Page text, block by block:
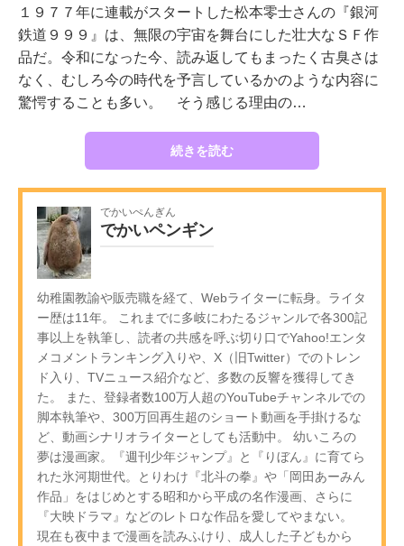
１９７７年に連載がスタートした松本零士さんの『銀河
鉄道９９９』は、無限の宇宙を舞台にした壮大なＳＦ作
品だ。令和になった今、読み返してもまったく古臭さは
なく、むしろ今の時代を予言しているかのような内容に
驚愕することも多い。 そう感じる理由の…
続きを読む
でかいぺんぎん
でかいペンギン
幼稚園教諭や販売職を経て、Webライターに転身。ライタ
ー歴は11年。 これまでに多岐にわたるジャンルで各300記
事以上を執筆し、読者の共感を呼ぶ切り口でYahoo!エンタ
メコメントランキング入りや、X（旧Twitter）でのトレン
ド入り、TVニュース紹介など、多数の反響を獲得してき
た。 また、登録者数100万人超のYouTubeチャンネルでの
脚本執筆や、300万回再生超のショート動画を手掛けるな
ど、動画シナリオライターとしても活動中。 幼いころの
夢は漫画家。『週刊少年ジャンプ』と『りぼん』に育てら
れた氷河期世代。とりわけ『北斗の拳』や「岡田あーみん
作品」をはじめとする昭和から平成の名作漫画、さらに
『大映ドラマ』などのレトロな作品を愛してやまない。
現在も夜中まで漫画を読みふけり、成人した子どもから